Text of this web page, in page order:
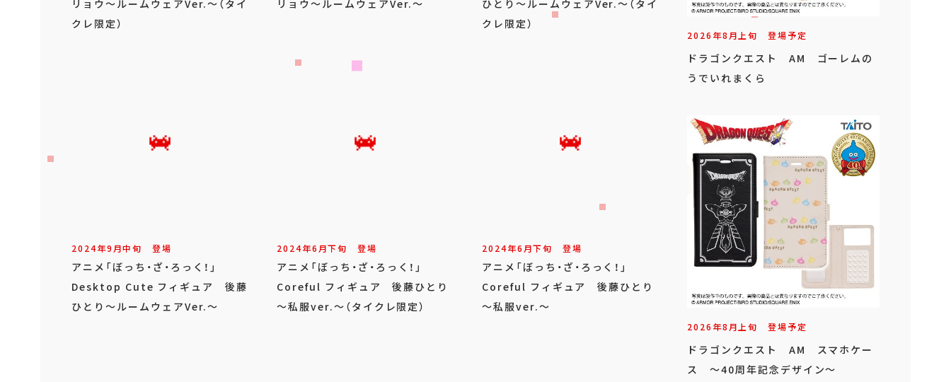
リョウ～ルームウェアVer.～（タイ
クレ限定）
リョウ～ルームウェアVer.～
ひとり～ルームウェアVer.～（タイ
クレ限定）
2024年9月中旬 登場
アニメ「ぼっち・ざ・ろっく！」
Desktop Cute フィギュア 後藤
ひとり～ルームウェアVer.～
2024年6月下旬 登場
アニメ「ぼっち・ざ・ろっく！」
Coreful フィギュア 後藤ひとり
～私服ver.～（タイクレ限定）
2024年6月下旬 登場
アニメ「ぼっち・ざ・ろっく！」
Coreful フィギュア 後藤ひとり
～私服ver.～
2026年8月上旬 登場予定
ドラゴンクエスト AM ゴーレムの
うでいれまくら
2026年8月上旬 登場予定
ドラゴンクエスト AM スマホケー
ス ～40周年記念デザイン～